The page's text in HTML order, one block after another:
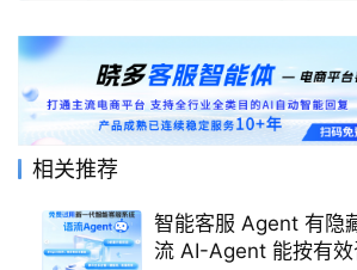
相关推荐
智能客服 Agent 有隐
流 AI-Agent 能按有效